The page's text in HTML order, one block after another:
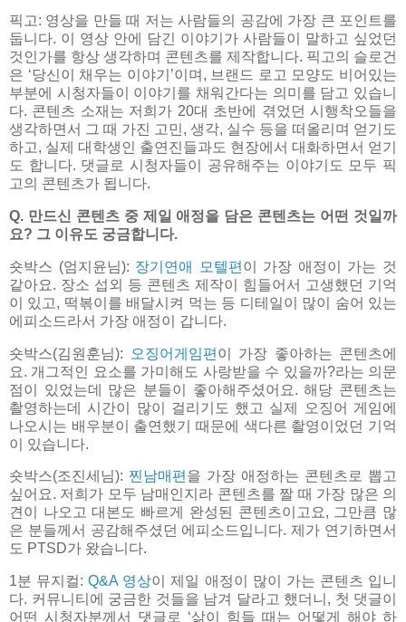
픽고: 영상을 만들 때 저는 사람들의 공감에 가장 큰 포인트를
둡니다. 이 영상 안에 담긴 이야기가 사람들이 말하고 싶었던
것인가를 항상 생각하며 콘텐츠를 제작합니다. 픽고의 슬로건
은 ‘당신이 채우는 이야기’이며, 브랜드 로고 모양도 비어있는
부분에 시청자들이 이야기를 채워간다는 의미를 담고 있습니
다. 콘텐츠 소재는 저희가 20대 초반에 겪었던 시행착오들을
생각하면서 그 때 가진 고민, 생각, 실수 등을 떠올리며 얻기도
하고, 실제 대학생인 출연진들과도 현장에서 대화하면서 얻기
도 합니다. 댓글로 시청자들이 공유해주는 이야기도 모두 픽
고의 콘텐츠가 됩니다.
Q. 만드신 콘텐츠 중 제일 애정을 담은 콘텐츠는 어떤 것일까
요? 그 이유도 궁금합니다.
숏박스 (엄지윤님): 장기연애 모텔편 이 가장 애정이 가는 것
같아요. 장소 섭외 등 콘텐츠 제작이 힘들어서 고생했던 기억
이 있고, 떡볶이를 배달시켜 먹는 등 디테일이 많이 숨어 있는
에피소드라서 가장 애정이 갑니다.
숏박스(김원훈님): 오징어게임편 이 가장 좋아하는 콘텐츠에
요. 개그적인 요소를 가미해도 사랑받을 수 있을까?라는 의문
점이 있었는데 많은 분들이 좋아해주셨어요. 해당 콘텐츠는
촬영하는데 시간이 많이 걸리기도 했고 실제 오징어 게임에
나오시는 배우분이 출연했기 때문에 색다른 촬영이었던 기억
이 있습니다.
숏박스(조진세님): 찐남매편을 가장 애정하는 콘텐츠로 뽑고
싶어요. 저희가 모두 남매인지라 콘텐츠를 짤 때 가장 많은 의
견이 나오고 대본도 빠르게 완성된 콘텐츠이고요, 그만큼 많
은 분들께서 공감해주셨던 에피소드입니다. 제가 연기하면서
도 PTSD가 왔습니다.
1분 뮤지컬:Q&A 영상이 제일 애정이 많이 가는 콘텐츠 입니
다. 커뮤니티에 궁금한 것들을 남겨 달라고 했더니, 첫 댓글이
어떤 시청자분께서 댓글로 ‘삶이 힘들 때는 어떻게 해야 하